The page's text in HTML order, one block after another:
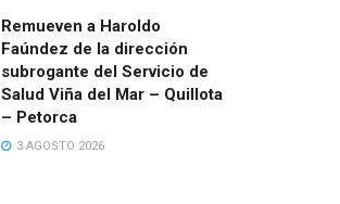
Remueven a Haroldo
Faúndez de la dirección
subrogante del Servicio de
Salud Viña del Mar – Quillota
– Petorca
3 AGOSTO 2026